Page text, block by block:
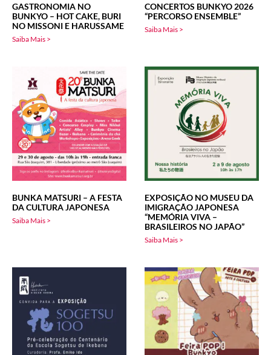
GASTRONOMIA NO
BUNKYO – HOT CAKE, BURI
NO MISSONI E HARUSSAME
Saiba Mais >
CONCERTOS BUNKYO 2026
“PERCORSO ENSEMBLE”
Saiba Mais >
BUNKA MATSURI – A FESTA
DA CULTURA JAPONESA
Saiba Mais >
EXPOSIÇÃO NO MUSEU DA
IMIGRAÇÃO JAPONESA
“MEMÓRIA VIVA –
BRASILEIROS NO JAPÃO”
Saiba Mais >